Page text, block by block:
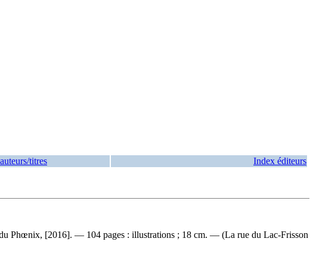
titres Index éditeurs
Phœnix, [2016]. — 104 pages : illustrations ; 18 cm. — (La rue du Lac-Frisson